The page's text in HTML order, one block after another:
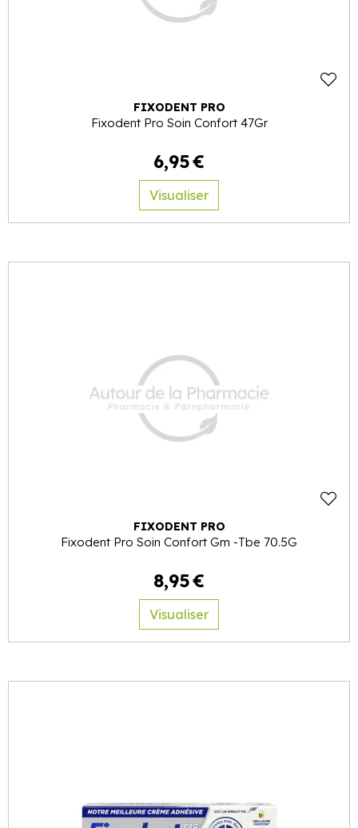
FIXODENT PRO
Fixodent Pro Soin Confort 47Gr
6,95€
Visualiser
FIXODENT PRO
Fixodent Pro Soin Confort Gm -Tbe 70.5G
8,95€
Visualiser